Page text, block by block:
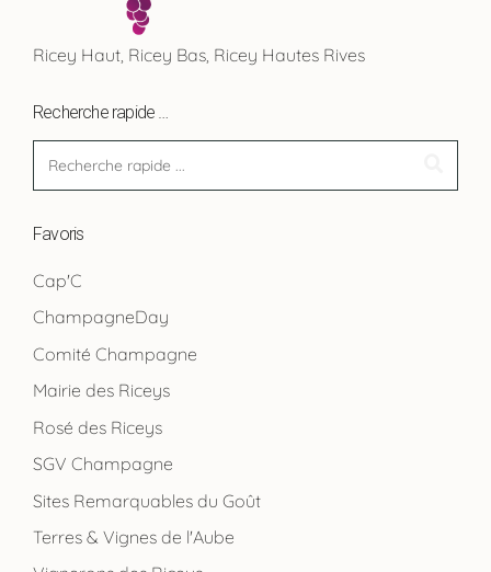
Ricey Haut, Ricey Bas, Ricey Hautes Rives
Recherche rapide …
Favoris
Cap'C
ChampagneDay
Comité Champagne
Mairie des Riceys
Rosé des Riceys
SGV Champagne
Sites Remarquables du Goût
Terres & Vignes de l'Aube